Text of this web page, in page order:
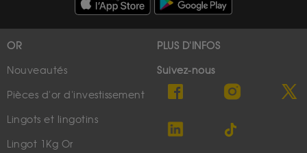
OR
Nouveautés
Pièces d'or d'investissement
Lingots et lingotins
Lingot 1Kg Or
PLUS D'INFOS
Suivez-nous